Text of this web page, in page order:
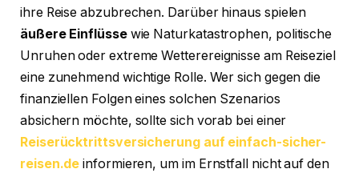
ihre Reise abzubrechen. Darüber hinaus spielen
äußere Einflüssewie Naturkatastrophen, politische
Unruhen oder extreme Wetterereignisse am Reiseziel
eine zunehmend wichtige Rolle. Wer sich gegen die
finanziellen Folgen eines solchen Szenarios
absichern möchte, sollte sich vorab bei einer
Reiserücktrittsversicherung auf einfach-sicher-
reisen.de informieren, um im Ernstfall nicht auf den